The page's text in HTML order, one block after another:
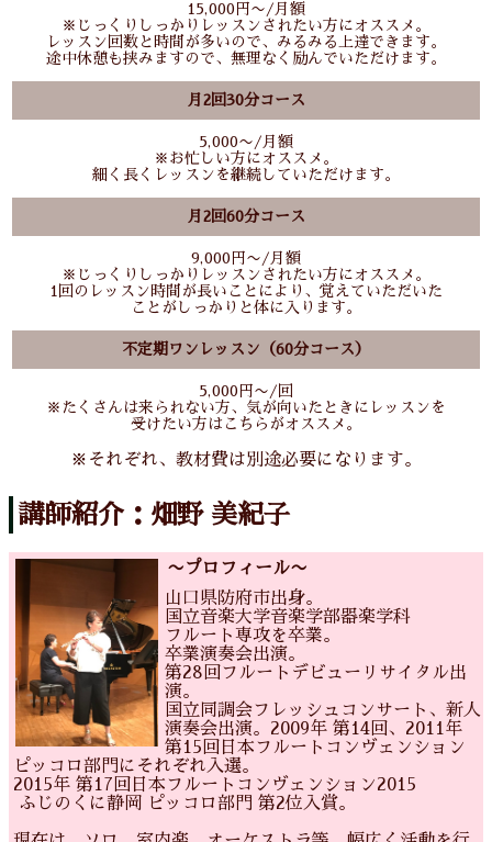
15,000円〜/月額
※じっくりしっかりレッスンされたい方にオススメ。
レッスン回数と時間が多いので、みるみる上達できます。
途中休憩も挟みますので、無理なく励んでいただけます。
月2回30分コース
5,000〜/月額
※お忙しい方にオススメ。
細く長くレッスンを継続していただけます。
月2回60分コース
9,000円〜/月額
※じっくりしっかりレッスンされたい方にオススメ。
1回のレッスン時間が長いことにより、覚えていただいた
ことがしっかりと体に入ります。
不定期ワンレッスン（60分コース）
5,000円〜/回
※たくさんは来られない方、気が向いたときにレッスンを
受けたい方はこちらがオススメ。
※それぞれ、教材費は別途必要になります。
講師紹介：畑野 美紀子
〜プロフィール〜
山口県防府市出身。
国立音楽大学音楽学部器楽学科
フルート専攻を卒業。
卒業演奏会出演。
第28回フルートデビューリサイタル出
演。
国立同調会フレッシュコンサート、新人
演奏会出演。2009年 第14回、2011年
第15回日本フルートコンヴェンション
ピッコロ部門にそれぞれ入選。
2015年 第17回日本フルートコンヴェンション2015
ふじのくに静岡 ピッコロ部門 第2位入賞。